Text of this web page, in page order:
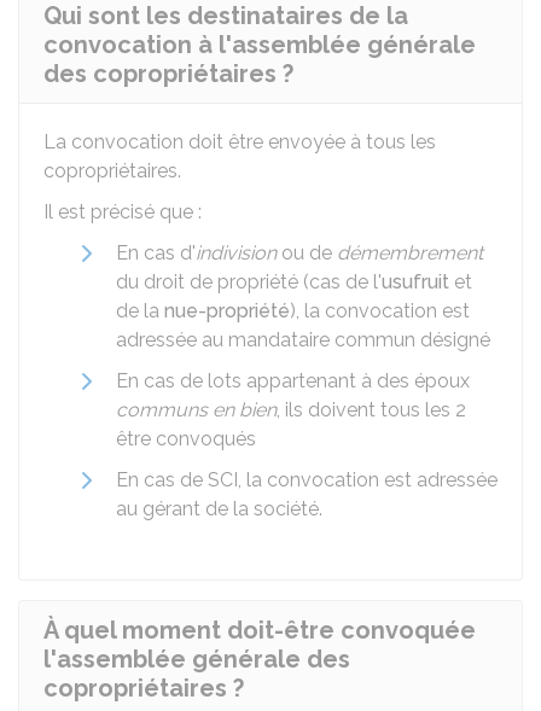
Qui sont les destinataires de la
convocation à l'assemblée générale
des copropriétaires ?
La convocation doit être envoyée à tous les
copropriétaires.
Il est précisé que :
En cas d'indivisionou de démembrement
du droit de propriété (cas de l'usufruit et
de la nue-propriété), la convocation est
adressée au mandataire commun désigné
En cas de lots appartenant à des époux
communs en bien, ils doivent tous les 2
être convoqués
En cas de SCI, la convocation est adressée
au gérant de la société.
À quel moment doit-être convoquée
l'assemblée générale des
copropriétaires ?